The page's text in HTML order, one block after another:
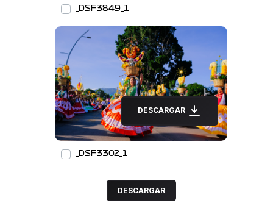
_DSF3849_1
DESCARGAR
_DSF3302_1
DESCARGAR